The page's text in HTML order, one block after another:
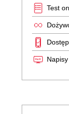
Test